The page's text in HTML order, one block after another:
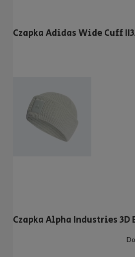
Czapka Adidas Wide Cuff
Czapka Alpha Industries 3D